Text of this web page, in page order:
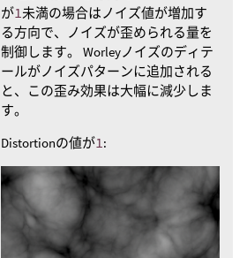
が1 未満の場合はノイズ値が増加す
る方向で、ノイズが歪められる量を
制御します。 Worleyノイズのディテ
ールがノイズパターンに追加される
と、この歪み効果は大幅に減少しま
す。
Distortionの値が1 :